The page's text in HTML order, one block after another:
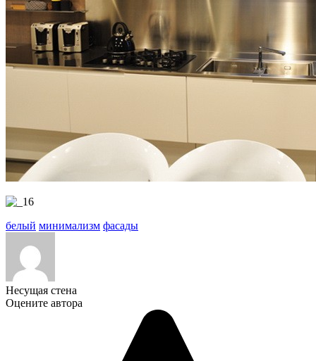
белый минимализм фасады
Несущая стена
Оцените автора